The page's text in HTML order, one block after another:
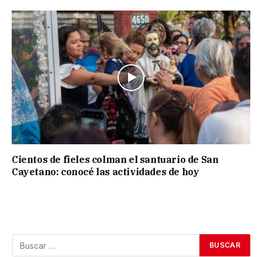
Cientos de fieles colman el santuario de San
Cayetano: conocé las actividades de hoy